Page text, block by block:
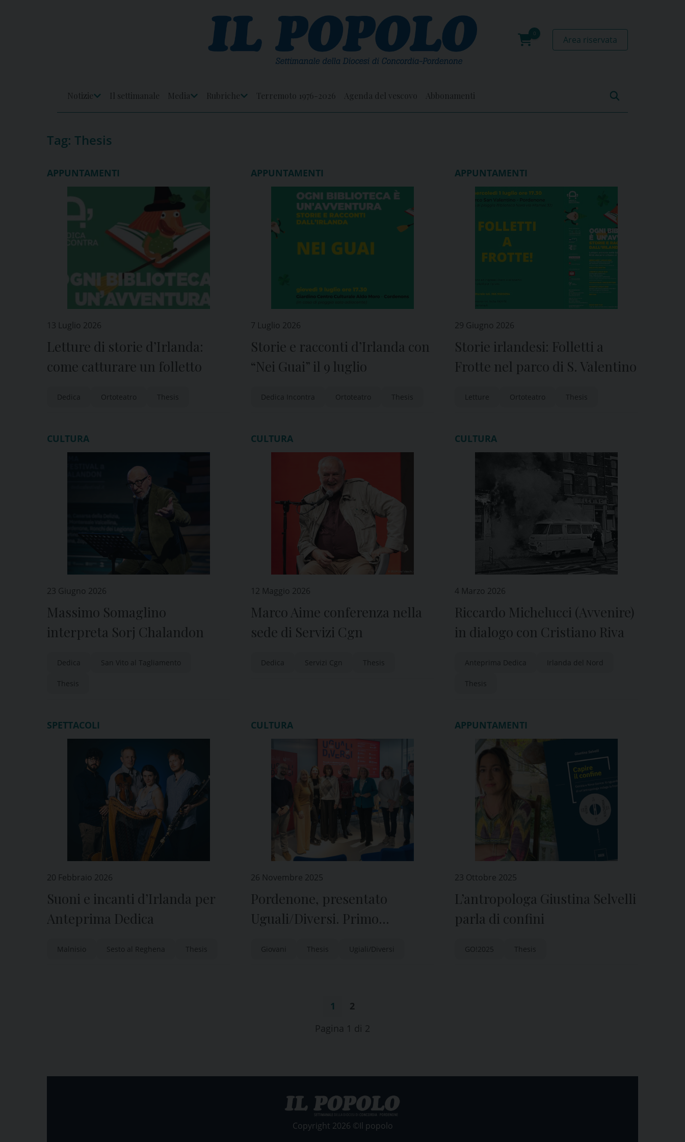
0
Area riservata
Notizie
Il settimanale
Media
Rubriche
Terremoto 1976-2026 Agenda del vescovo Abbonamenti
Tag: Thesis
APPUNTAMENTI
13 Luglio 2026
Letture di storie d’Irlanda:
come catturare un folletto
Dedica Ortoteatro Thesis
APPUNTAMENTI
7 Luglio 2026
Storie e racconti d’Irlanda con
“Nei Guai” il 9 luglio
Dedica Incontra Ortoteatro Thesis
APPUNTAMENTI
29 Giugno 2026
Storie irlandesi: Folletti a
Frotte nel parco di S. Valentino
Letture Ortoteatro Thesis
CULTURA
23 Giugno 2026
Massimo Somaglino
interpreta Sorj Chalandon
Dedica San Vito al Tagliamento
Thesis
CULTURA
12 Maggio 2026
Marco Aime conferenza nella
sede di Servizi Cgn
Dedica Servizi Cgn Thesis
CULTURA
4 Marzo 2026
Riccardo Michelucci (Avvenire)
in dialogo con Cristiano Riva
Anteprima Dedica Irlanda del Nord
Thesis
SPETTACOLI
20 Febbraio 2026
Suoni e incanti d’Irlanda per
Anteprima Dedica
Malnisio Sesto al Reghena Thesis
CULTURA
26 Novembre 2025
Pordenone, presentato
Uguali/Diversi. Primo
Giovani Thesis Ugiali/Diversi
APPUNTAMENTI
23 Ottobre 2025
L’antropologa Giustina Selvelli
parla di confini
GO!2025 Thesis
1
2
Pagina 1 di 2
Copyright 2026 ©Il popolo